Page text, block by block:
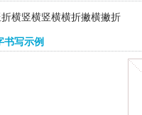
折横竖横竖横横折撇横撇折
书写示例